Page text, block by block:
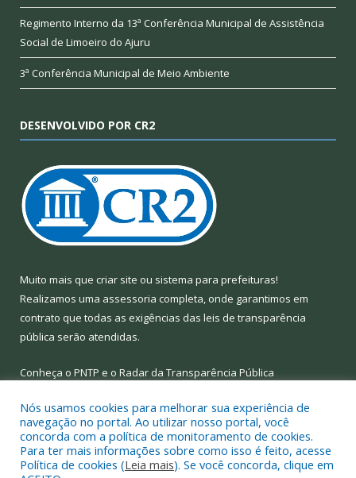
Regimento Interno da 13ª Conferência Municipal de Assistência
Social de Limoeiro do Ajuru
3ª Conferência Municipal de Meio Ambiente
DESENVOLVIDO POR CR2
Muito mais que criar site ou sistema para prefeituras!
Realizamos uma assessoria completa, onde garantimos em
contrato que todas as exigências das leis de transparência
pública serão atendidas.
Conheça o PNTP e o Radar da Transparência Pública
Todos os direitos reservados a Prefeitura Municipal de Limoeiro
do Ajuru.
Nós usamos cookies para melhorar sua experiência de
navegação no portal. Ao utilizar nosso portal, você
concorda com a política de monitoramento de cookies.
Para ter mais informações sobre como isso é feito, acesse
Política de cookies (Leia mais). Se você concorda, clique em